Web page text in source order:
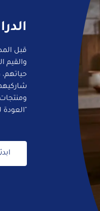
قبل
والقيم